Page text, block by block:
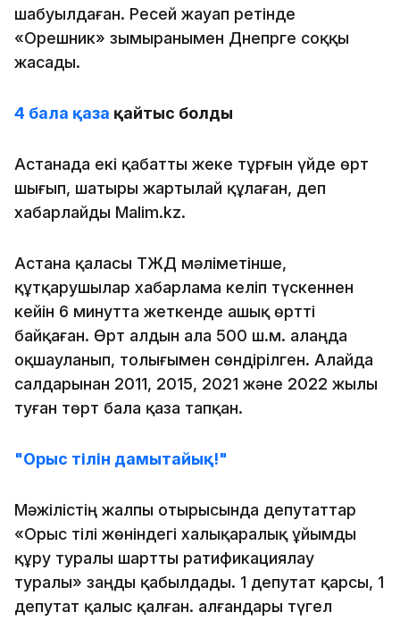
шабуылдаған. Ресей жауап ретінде
«Орешник» зымыранымен Днепрге соққы
жасады.
4 бала қаза қайтыс болды
Астанада екі қабатты жеке тұрғын үйде өрт
шығып, шатыры жартылай құлаған, деп
хабарлайды Malim.kz.
Астана қаласы ТЖД мәліметінше,
құтқарушылар хабарлама келіп түскеннен
кейін 6 минутта жеткенде ашық өртті
байқаған. Өрт алдын ала 500 ш.м. алаңда
оқшауланып, толығымен сөндірілген. Алайда
салдарынан 2011, 2015, 2021 және 2022 жылы
туған төрт бала қаза тапқан.
"Орыс тілін дамытайық!"
Мәжілістің жалпы отырысында депутаттар
«Орыс тілі жөніндегі халықаралық ұйымды
құру туралы шартты ратификациялау
туралы» заңды қабылдады. 1 депутат қарсы, 1
депутат қалыс қалған. Қалғандары түгел